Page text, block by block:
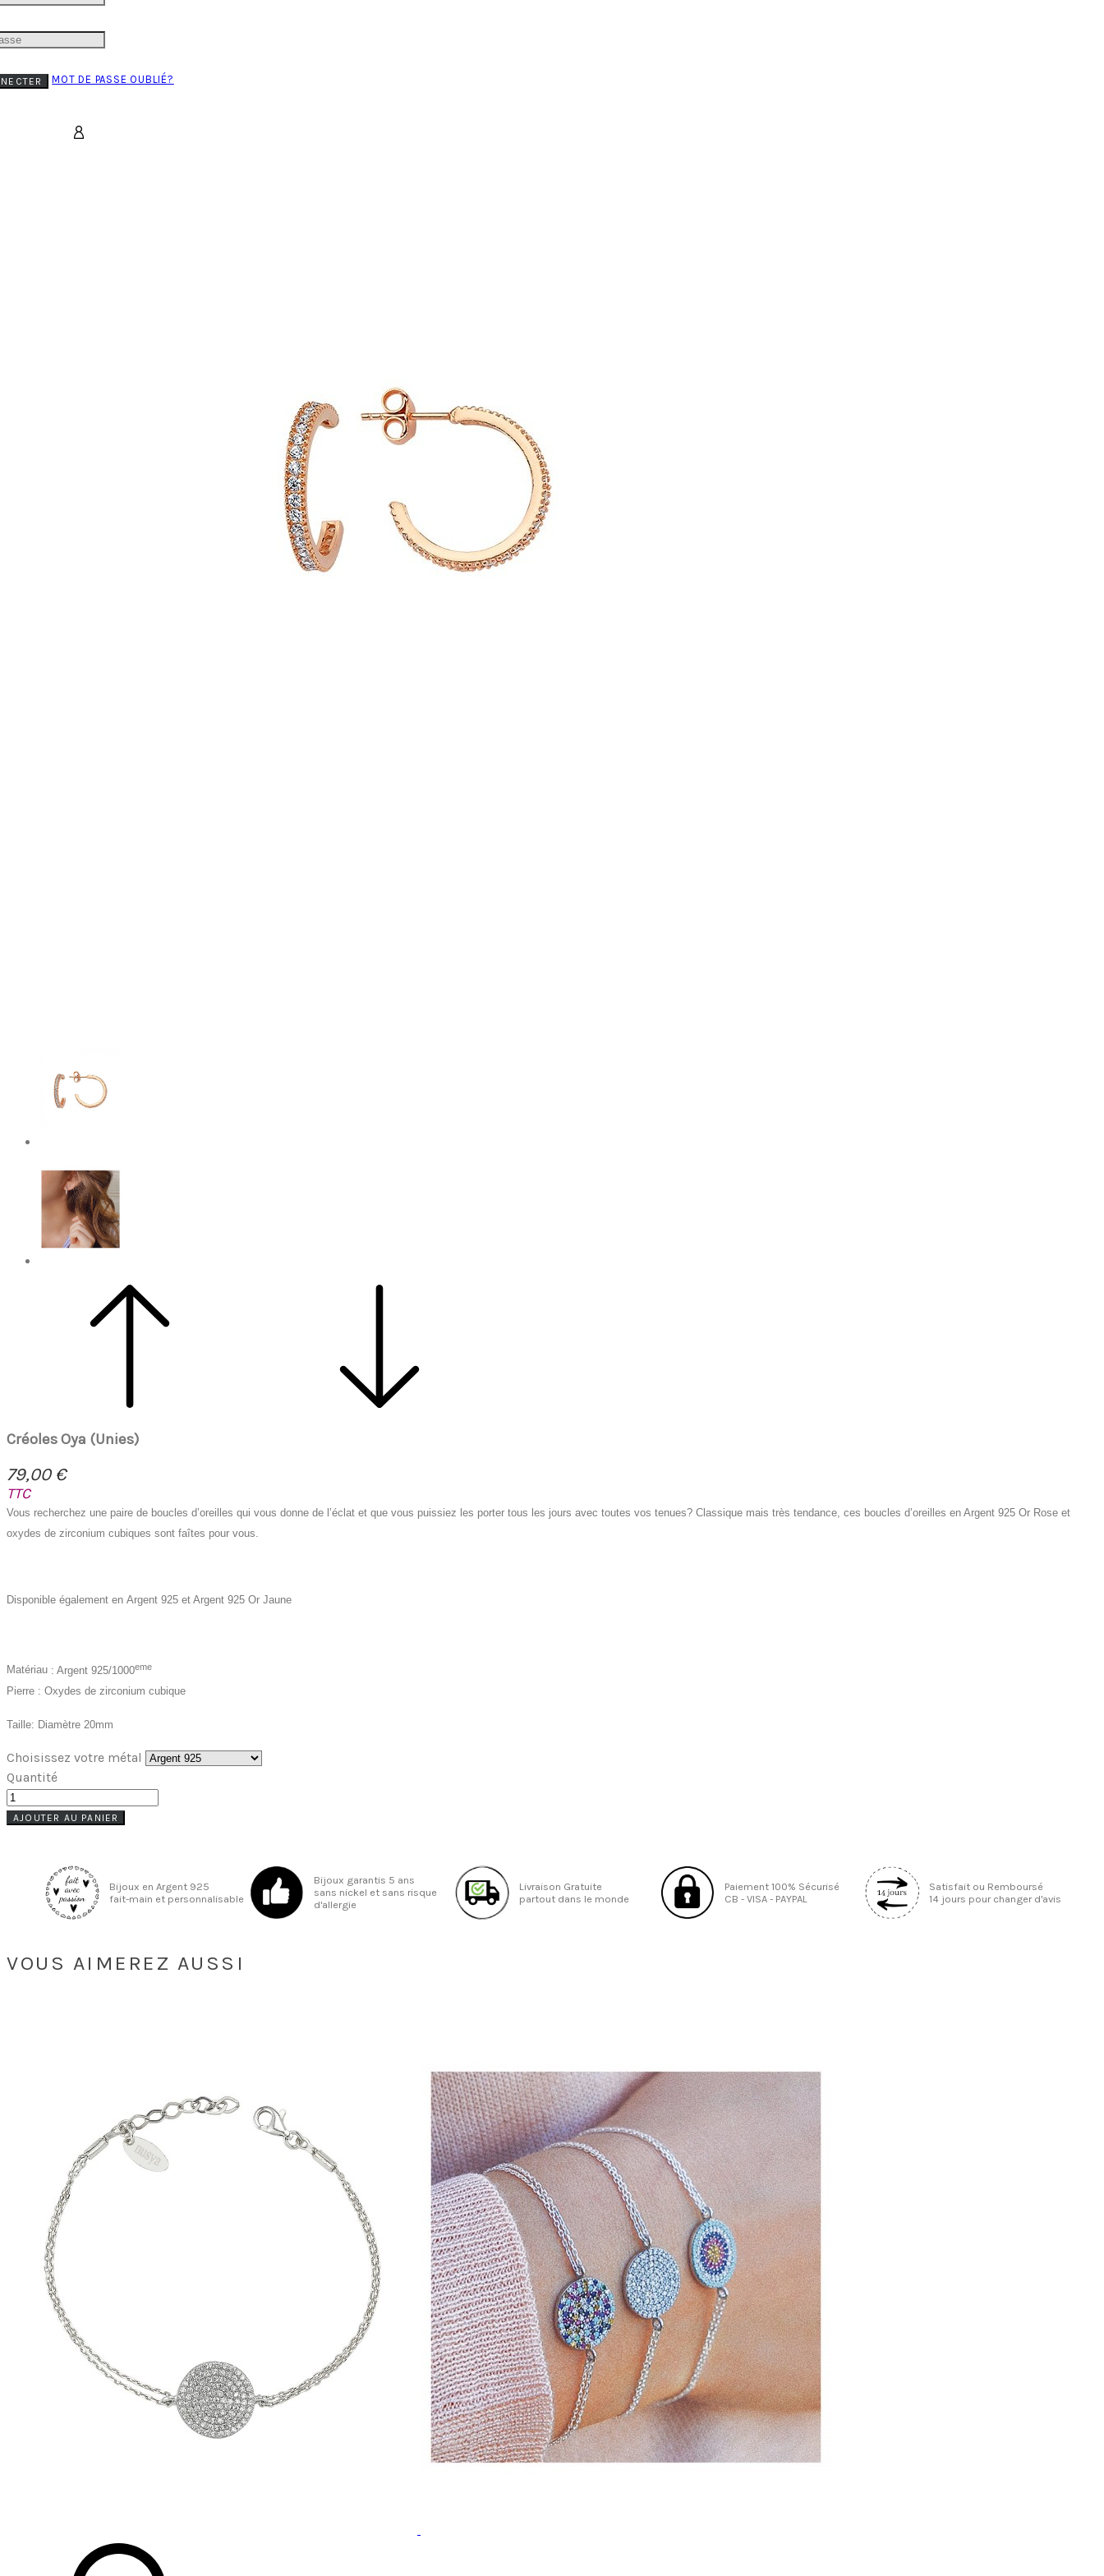
MOT DE PASSE OUBLIÉ?
Créoles Oya (Unies)
79,00 €
TTC
Vous recherchez une paire de boucles d’oreilles qui vous donne de l’éclat et que vous puissiez les porter tous les jours avec toutes vos tenues? Classique mais très tendance, ces boucles d’oreilles en Argent 925 Or Rose et
oxydes de zirconium cubiques sont faîtes pour vous.
Disponible également en Argent 925 et Argent 925 Or Jaune
Matériau : Argent 925/1000eme
Pierre : Oxydes de zirconium cubique
Taille: Diamètre 20mm
Choisissez votre métal
Quantité
AJOUTER AU PANIER
Bijoux en Argent 925
fait-main et personnalisable
Bijoux garantis 5 ans
sans nickel et sans risque
d'allergie
Livraison Gratuite
partout dans le monde
Paiement 100% Sécurisé
CB - VISA - PAYPAL
Satisfait ou Remboursé
14 jours pour changer d'avis
VOUS AIMEREZ AUSSI